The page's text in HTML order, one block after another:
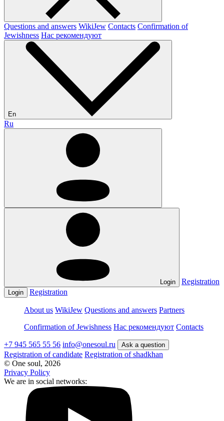
Questions and answers WikiJew Contacts Confirmation of
Jewishness Нас рекомендуют
En
Ru
Login Registration
Login Registration
About us WikiJew Questions and answers Partners
Confirmation of Jewishness Нас рекомендуют Contacts
+7 945 565 55 56 info@onesoul.ru Аsk a question
Registration of candidate Registration of shadkhan
© One soul, 2026
Privacy Policy
We are in social networks: